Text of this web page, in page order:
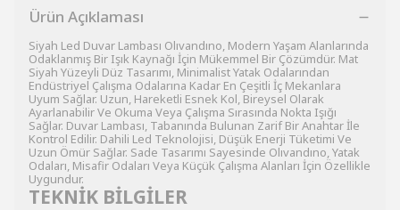
Ürün Açıklaması
Siyah Led Duvar Lambası Olıvandıno, Modern Yaşam Alanlarında
Odaklanmış Bir Işık Kaynağı İçin Mükemmel Bir Çözümdür. Mat
Siyah Yüzeyli Düz Tasarımı, Minimalist Yatak Odalarından
Endüstriyel Çalışma Odalarına Kadar En Çeşitli İç Mekanlara
Uyum Sağlar. Uzun, Hareketli Esnek Kol, Bireysel Olarak
Ayarlanabilir Ve Okuma Veya Çalışma Sırasında Nokta Işığı
Sağlar. Duvar Lambası, Tabanında Bulunan Zarif Bir Anahtar İle
Kontrol Edilir. Dahili Led Teknolojisi, Düşük Enerji Tüketimi Ve
Uzun Ömür Sağlar. Sade Tasarımı Sayesinde Olıvandıno, Yatak
Odaları, Misafir Odaları Veya Küçük Çalışma Alanları İçin Özellikle
Uygundur.
TEKNİK BİLGİLER